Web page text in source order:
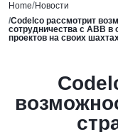
Home Новости
Codelco рассмотрит
сотрудничества с ABB в
проектов на своих